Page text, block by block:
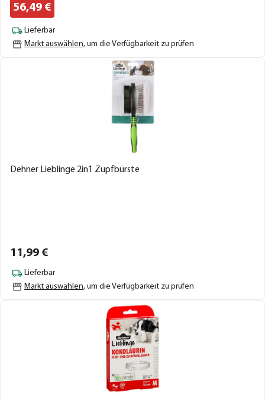
56,49 €
Lieferbar
Markt auswählen, um die Verfügbarkeit zu prüfen
Dehner Lieblinge 2in1 Zupfbürste
11,99 €
Lieferbar
Markt auswählen, um die Verfügbarkeit zu prüfen